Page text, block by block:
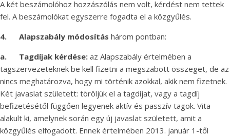
A két beszámolóhoz hozzászólás nem volt, kérdést nem tettek
fel. A beszámolókat egyszerre fogadta el a közgyűlés.
4. Alapszabály módosítás három pontban:
a. Tagdíjak kérdése: az Alapszabály értelmében a
tagszervezeteknek be kell fizetni a megszabott összeget, de az
nincs meghatározva, hogy mi történik azokkal, akik nem fizetnek.
Két javaslat született: töröljük el a tagdíjat, vagy a tagdíj
befizetésétől függően legyenek aktív és passzív tagok. Vita
alakult ki, amelynek során egy új javaslat született, amit a
közgyűlés elfogadott. Ennek értelmében 2013. január 1-től